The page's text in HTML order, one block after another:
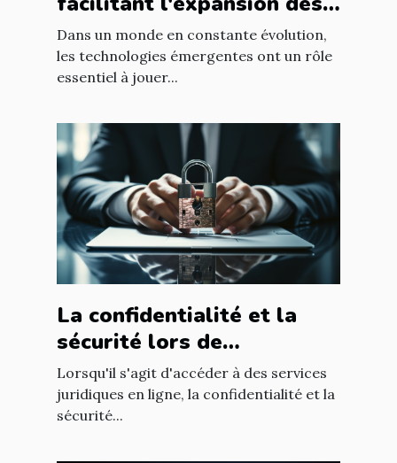
entreprises
Dans un monde en constante évolution,
les technologies émergentes ont un rôle
essentiel à jouer...
La confidentialité et la
sécurité lors de
l'utilisation d'un avocat en
ligne
Lorsqu'il s'agit d'accéder à des services
juridiques en ligne, la confidentialité et la
sécurité...